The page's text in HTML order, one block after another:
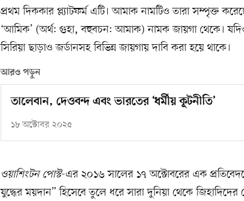
প্রথম দিককার প্ল্যাটফর্ম এটি। আমাক নামটিও তারা সম্পৃক্ত
‘আমিক’ (অর্থ: গুহা, বহুবচন: আমাক) নামক জায়গা থেকে। যদিও
সিরিয়া ছাড়াও জর্ডানসহ বিভিন্ন জায়গায় দাবি করা হয়ে থাকে।
আরও পড়ুন
তালেবান, দেওবন্দ এবং ভারতের ‘ধর্মীয় কূটনীতি’
১৮ অক্টোবর ২০২৫
ওয়াশিংটন পোস্ট-এর ২০১৬ সালের ১৭ অক্টোবরের এক
যুদ্ধের ময়দান” হিসেবে তুলে ধরে সারা দুনিয়া থেকে